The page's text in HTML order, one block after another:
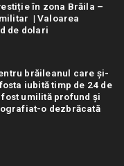
în zona Brăila –
| Valoarea
de dolari
brăileanul care și-
fosta iubită timp de 24 de
fost umilită profund și
o dezbrăcată